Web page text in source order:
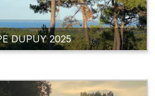
DUPUY 2025